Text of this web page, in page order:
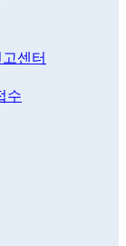
센터
수